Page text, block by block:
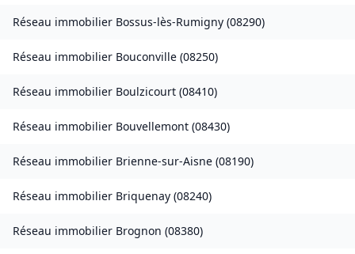
Réseau immobilier Bossus-lès-Rumigny (08290)
Réseau immobilier Bouconville (08250)
Réseau immobilier Boulzicourt (08410)
Réseau immobilier Bouvellemont (08430)
Réseau immobilier Brienne-sur-Aisne (08190)
Réseau immobilier Briquenay (08240)
Réseau immobilier Brognon (08380)